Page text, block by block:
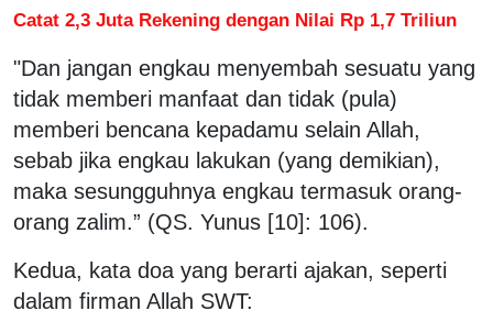
Catat 2,3 Juta Rekening dengan Nilai Rp 1,7 Triliun
"Dan jangan engkau menyembah sesuatu yang
tidak memberi manfaat dan tidak (pula)
memberi bencana kepadamu selain Allah,
sebab jika engkau lakukan (yang demikian),
maka sesungguhnya engkau termasuk orang-
orang zalim.” (QS. Yunus [10]: 106).
Kedua, kata doa yang berarti ajakan, seperti
dalam firman Allah SWT: